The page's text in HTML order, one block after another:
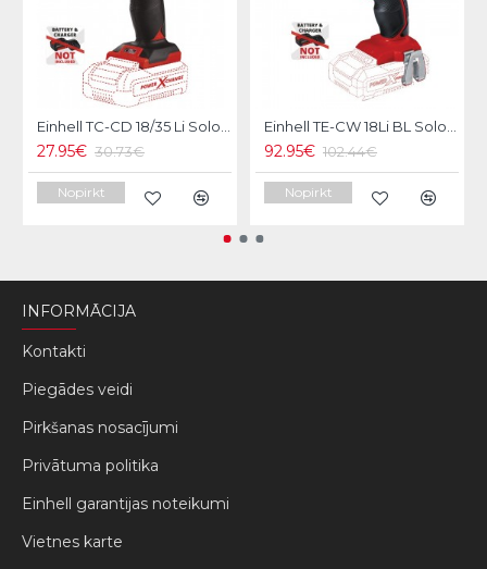
Einhell TC-CD 18/35 Li Solo Akumulatora skrūvgriezis/urbjmašīna
27.95€ 30.73€
Nopirkt
Einhell TE-CW 18Li BL Solo Akumulatora triecienskrūvgriezis
92.95€ 102.44€
Nopirkt
INFORMĀCIJA
Kontakti
Piegādes veidi
Pirkšanas nosacījumi
Privātuma politika
Einhell garantijas noteikumi
Vietnes karte